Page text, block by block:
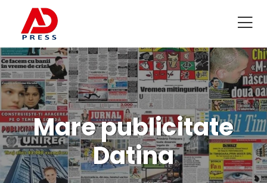
Mare publicitate
Datina